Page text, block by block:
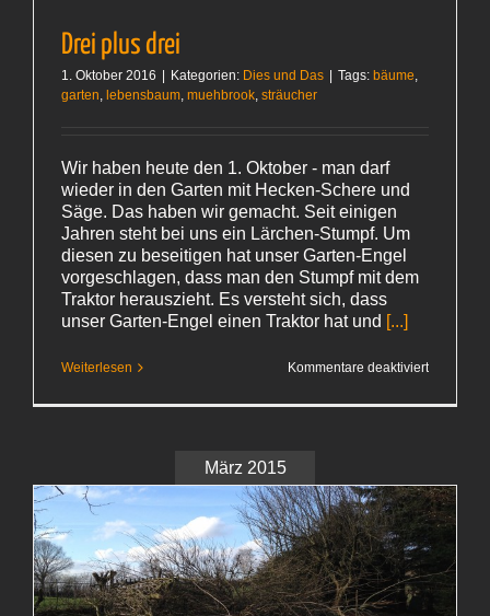
Drei plus drei
1. Oktober 2016 Kategorien: Dies und Das Tags: bäume,
garten, lebensbaum, muehbrook, sträucher
Wir haben heute den 1. Oktober - man darf
wieder in den Garten mit Hecken-Schere und
Säge. Das haben wir gemacht. Seit einigen
Jahren steht bei uns ein Lärchen-Stumpf. Um
diesen zu beseitigen hat unser Garten-Engel
vorgeschlagen, dass man den Stumpf mit dem
Traktor herauszieht. Es versteht sich, dass
unser Garten-Engel einen Traktor hat und [...]
Weiterlesen Kommentare deaktiviertfür
März 2015